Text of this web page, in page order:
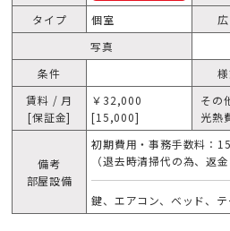
タイプ
個室
写真
条件
賃料 / 月
[保証金]
￥32,000
[15,000]
その
光熱
備考
部屋設備
初期費用・事務手数料：
（退去時清掃代の為、返金
鍵、エアコン、ベッド、テ